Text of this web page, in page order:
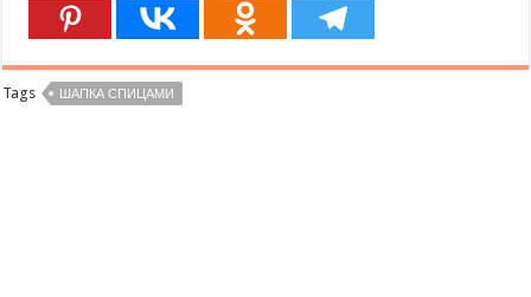
Tags ШАПКА СПИЦАМИ